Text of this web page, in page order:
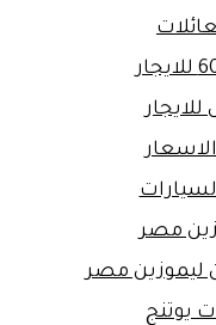
مصر
مصر
يوتنج